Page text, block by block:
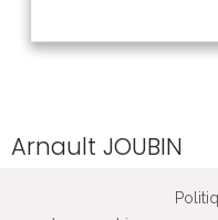
Arnault JOUBIN
portraitiste, est